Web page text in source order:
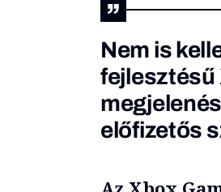
Nem is
fejlesztésű
előfizetős